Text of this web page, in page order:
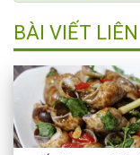
BÀI VIẾT